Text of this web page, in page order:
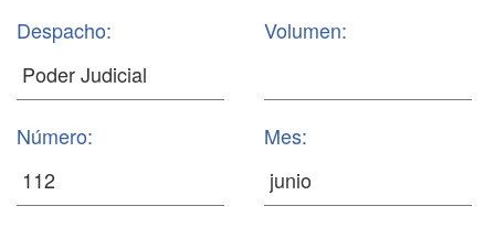
Despacho: Volumen:
Número: Mes: